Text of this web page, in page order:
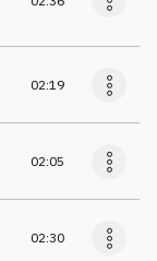
02:19
02:05
02:30